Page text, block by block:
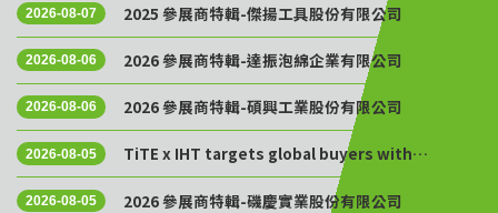
2026-08-07 2025 參展商特輯-傑揚工具股份有限公司
2026-08-06 2026 參展商特輯-達振泡綿企業有限公司
2026-08-06 2026 參展商特輯-碩興工業股份有限公司
2026-08-05
TiTE x IHT targets global buyers with
Golden Sourcing Week
2026-08-05 2026 參展商特輯-磯慶實業股份有限公司